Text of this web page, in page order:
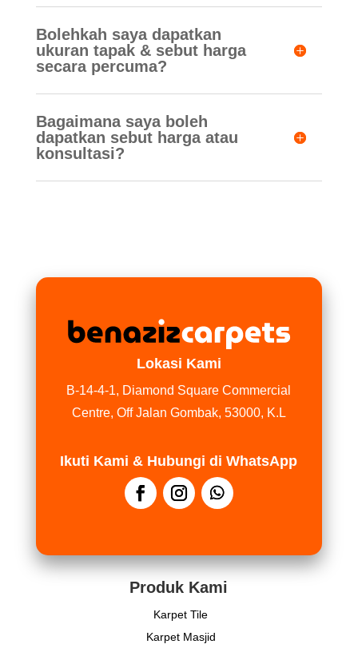
Bolehkah saya dapatkan
ukuran tapak & sebut harga
secara percuma?
Bagaimana saya boleh
dapatkan sebut harga atau
konsultasi?
Lokasi Kami
B-14-4-1, Diamond Square Commercial
Centre, Off Jalan Gombak, 53000, K.L
Ikuti Kami & Hubungi di WhatsApp
Produk Kami
Karpet Tile
Karpet Masjid